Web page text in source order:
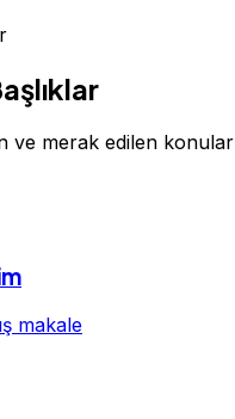
ve merak edilen konular
makale